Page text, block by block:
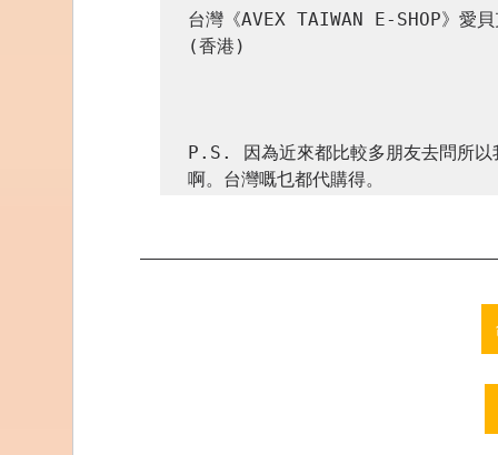
台灣《AVEX TAIWAN E-SHOP》愛
(香港)
P.S. 因為近來都比較多朋友去問所以
啊。台灣嘅乜都代購得。